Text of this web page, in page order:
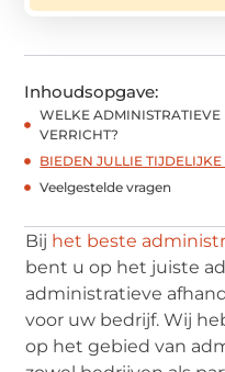
Inhoudsopgave:
WELKE
VERRICHT?
BIEDEN JULLIE
Veelgestelde vragen
Bij het beste
bent u op het juiste
administratieve
voor uw bedrijf. Wij
op het gebied van